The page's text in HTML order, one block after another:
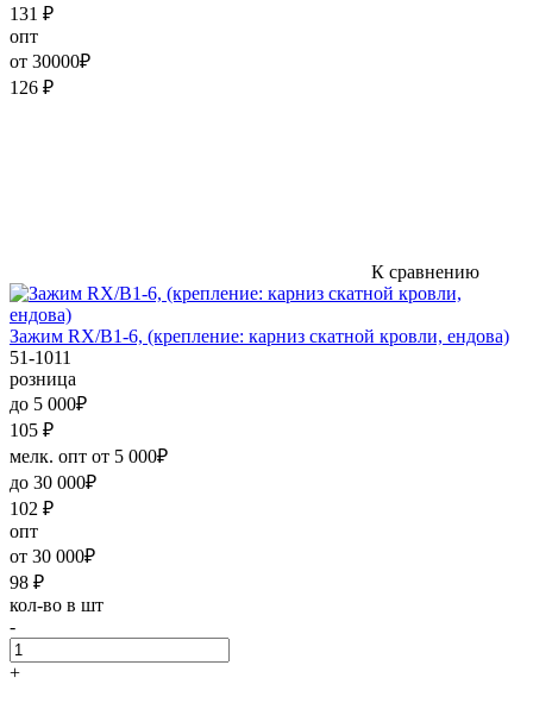
131 ₽
опт
от 30000₽
126 ₽
К сравнению
Зажим RX/В1-6, (крепление: карниз скатной кровли, ендова)
51-1011
розница
до 5 000₽
105 ₽
мелк. опт от 5 000₽
до 30 000₽
102 ₽
опт
от 30 000₽
98 ₽
кол-во в шт
-
+